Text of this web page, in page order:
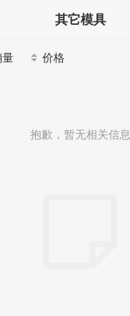
其它模具
量 价格
抱歉，暂无相关信息